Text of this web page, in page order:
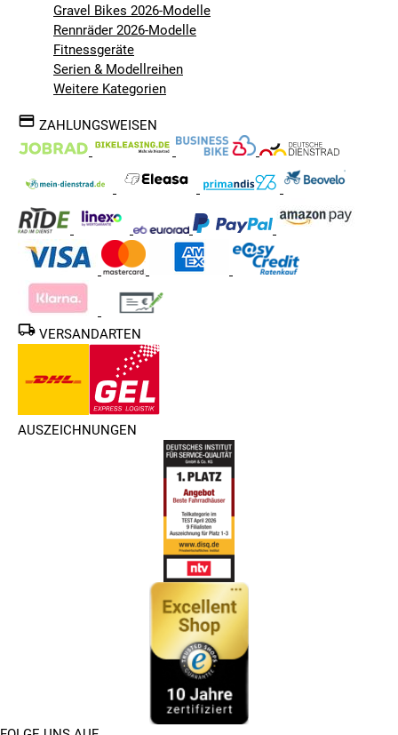
Gravel Bikes 2026-Modelle
Rennräder 2026-Modelle
Fitnessgeräte
Serien & Modellreihen
Weitere Kategorien
ZAHLUNGSWEISEN
VERSANDARTEN
AUSZEICHNUNGEN